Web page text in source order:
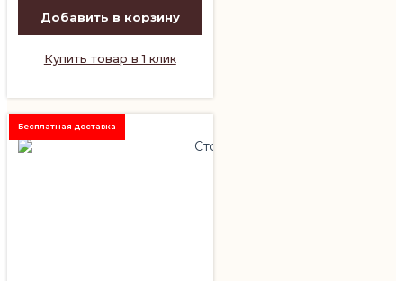
Добавить в корзину
Купить товар в 1 клик
Бесплатная доставка